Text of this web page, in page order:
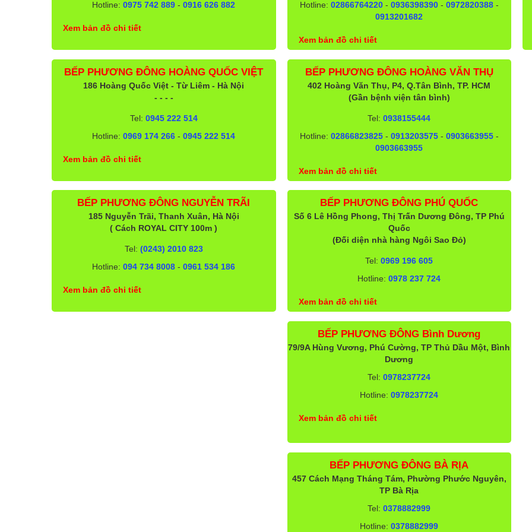
Hotline:0975 742 889 -0916 626 882
Xem bản đồ chi tiết
BẾP PHƯƠNG ĐÔNG HOÀNG QUỐC VIỆT
186 Hoàng Quốc Việt - Từ Liêm - Hà Nội
- - - -
Tel: 0945 222 514
Hotline:0969 174 266 -0945 222 514
Xem bản đồ chi tiết
BẾP PHƯƠNG ĐÔNG NGUYỄN TRÃI
185 Nguyễn Trãi, Thanh Xuân, Hà Nội
( Cách ROYAL CITY 100m )
Tel: (0243) 2010 823
Hotline:094 734 8008 -0961 534 186
Xem bản đồ chi tiết
Hotline: 02866764220- 0936398390- 0972820388-
0913201682
Xem bản đồ chi tiết
BẾP PHƯƠNG ĐÔNG HOÀNG VĂN THỤ
402 Hoàng Văn Thụ, P4, Q.Tân Bình, TP. HCM
(Gần bệnh viện tân bình)
Tel:0938155444
Hotline: 02866823825- 0913203575- 0903663955-
0903663955
Xem bản đồ chi tiết
BẾP PHƯƠNG ĐÔNG PHÚ QUỐC
Số 6 Lê Hồng Phong, Thị Trấn Dương Đông, TP Phú
Quốc
(Đối diện nhà hàng Ngôi Sao Đỏ)
Tel:0969 196 605
Hotline:0978 237 724
Xem bản đồ chi tiết
BẾP PHƯƠNG ĐÔNG Bình Dương
79/9A Hùng Vương, Phú Cường, TP Thủ Dầu Một, Bình
Dương
Tel:0978237724
Hotline:0978237724
Xem bản đồ chi tiết
BẾP PHƯƠNG ĐÔNG BÀ RỊA
457 Cách Mạng Tháng Tám, Phường Phước Nguyên,
TP Bà Rịa
Tel:0378882999
Hotline:0378882999